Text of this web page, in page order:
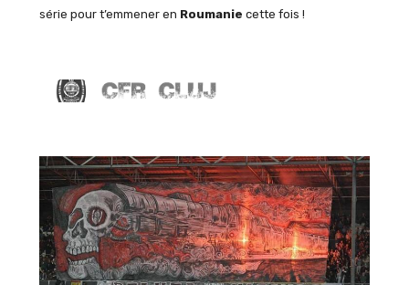
série pour t’emmener en Roumanie cette fois !